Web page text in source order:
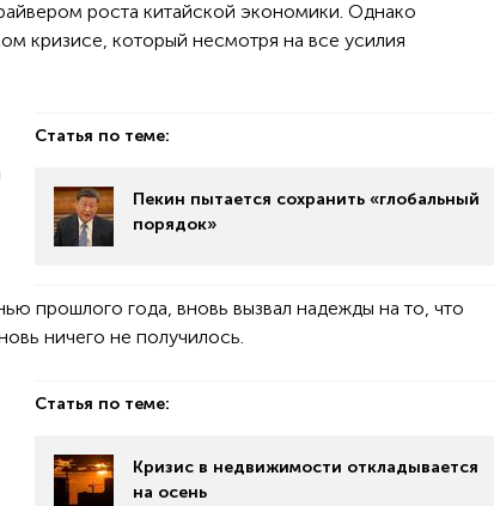
роста китайской экономики. Однако
кризисе, который несмотря на все усилия
Статья по теме:
Пекин пытается сохранить «глобальный
порядок»
прошлого года, вновь вызвал надежды на то, что
ничего не получилось.
Статья по теме:
Кризис в недвижимости откладывается
на осень